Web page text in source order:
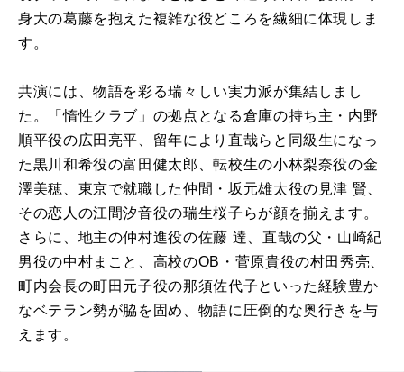
身大の葛藤を抱えた複雑な役どころを繊細に体現しま
す。
共演には、物語を彩る瑞々しい実力派が集結しまし
た。「惰性クラブ」の拠点となる倉庫の持ち主・内野
順平役の広田亮平、留年により直哉らと同級生になっ
た黒川和希役の富田健太郎、転校生の小林梨奈役の金
澤美穂、東京で就職した仲間・坂元雄太役の見津 賢、
その恋⼈の江間汐⾳役の瑞生桜子らが顔を揃えます。
さらに、地主の仲村進役の佐藤 達、直哉の父・山崎紀
男役の中村まこと、高校のOB・菅原貴役の村田秀亮、
町内会長の町田元子役の那須佐代子といった経験豊か
なベテラン勢が脇を固め、物語に圧倒的な奥行きを与
えます。